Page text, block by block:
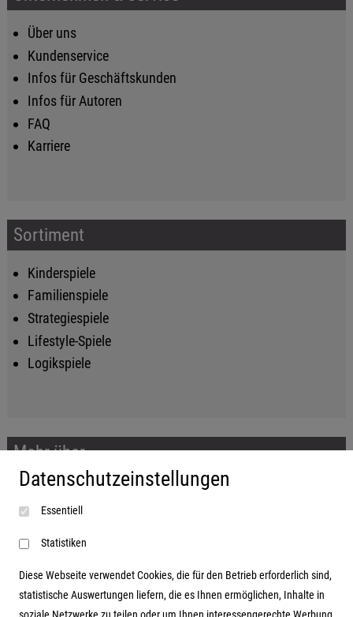
Über uns
Kundenservice
Infos für Geschäftskunden
Infos für Autoren
FAQ
Karriere
Sortiment
Kinderspiele
Familienspiele
Strategiespiele
Lifestyle-Spiele
Logikspiele
Mehr über...
Impressum
AGB
Datenschutzerklärung
Datenschutzeinstellungen
Essentiell
Statistiken
Diese Webseite verwendet Cookies, die für den Betrieb erforderlich sind,
statistische Auswertungen liefern, die es Ihnen ermöglichen, Inhalte in